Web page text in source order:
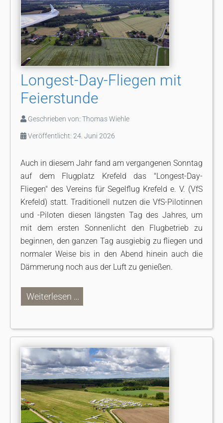
Longest-Day-Fliegen mit
Feierstunde
Geschrieben von: Thomas Wiehle
Veröffentlicht: 24. Juni 2026
Auch in diesem Jahr fand am vergangenen Sonntag
auf dem Flugplatz Krefeld das "Longest-Day-
Fliegen" des Vereins für Segelflug Krefeld e. V. (VfS
Krefeld) statt. Traditionell nutzen die VfS-Pilotinnen
und -Piloten diesen längsten Tag des Jahres, um
mit dem ersten Sonnenlicht den Flugbetrieb zu
beginnen, den ganzen Tag ausgiebig zu fliegen und
normaler Weise bis in den Abend hinein auch die
Dämmerung noch aus der Luft zu genießen.
Weiterlesen …